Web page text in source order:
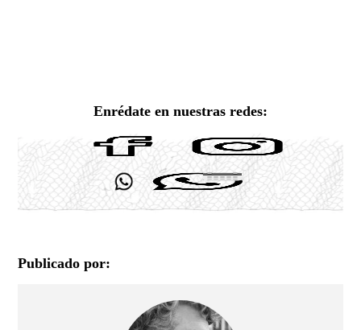
Enrédate en nuestras redes:
Publicado por: